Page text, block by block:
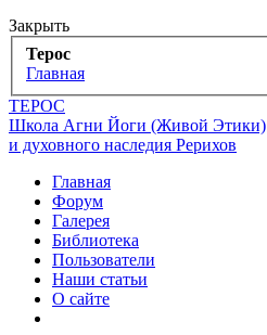
Закрыть
Терос
Главная
ТЕРОС
Школа Агни Йоги (Живой Этики)
и духовного наследия Рерихов
Главная
Форум
Галерея
Библиотека
Пользователи
Наши статьи
О сайте